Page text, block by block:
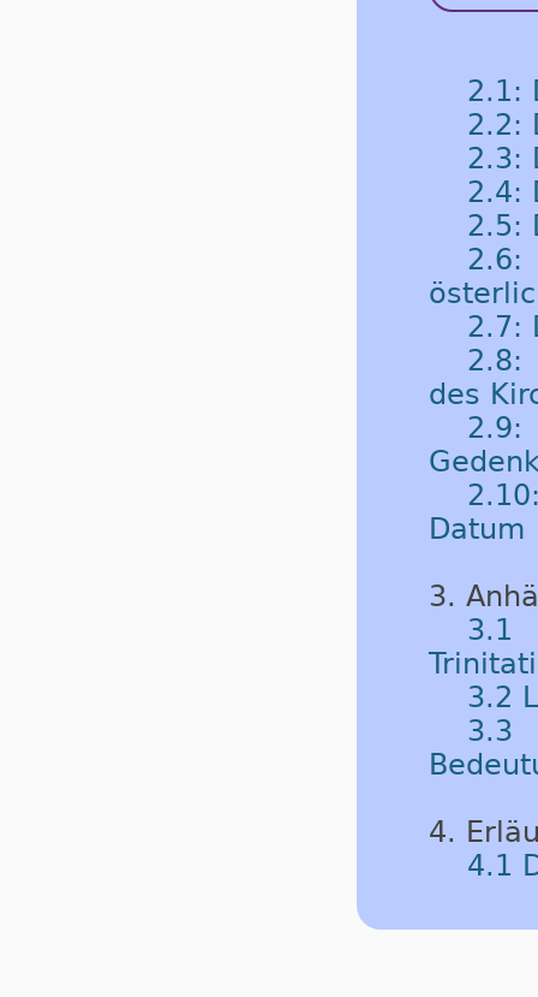
2.1:
2.2:
2.3:
2.4:
2.5:
2.7:
2.8:
des
Datum
3.
3.1
3.2
3.3
4.
4.1